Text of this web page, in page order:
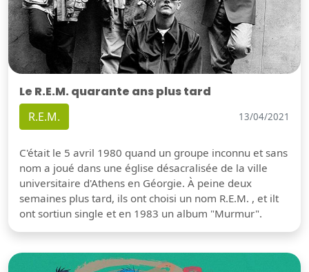
Le R.E.M. quarante ans plus tard
R.E.M. 13/04/2021
C'était le 5 avril 1980 quand un groupe inconnu et sans
nom a joué dans une église désacralisée de la ville
universitaire d'Athens en Géorgie. À peine deux
semaines plus tard, ils ont choisi un nom R.E.M. , et ilt
ont sortiun single et en 1983 un album "Murmur".